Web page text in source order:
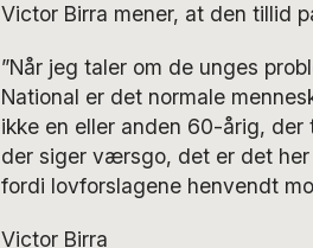
Victor Birra mener, at den tillid
”Når jeg taler om de unges
National er det normale
ikke en eller anden 60-årig, der
der siger værsgo, det er det
fordi lovforslagene henvendt
Victor Birra